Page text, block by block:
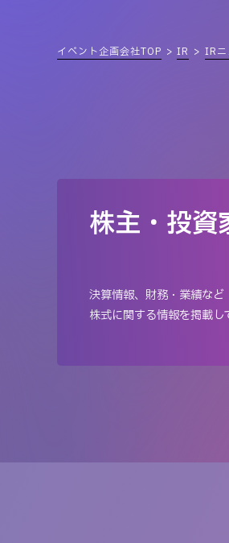
イベント企画会社TOP IR IRニ
株主・投資
決算情報、財務・業績など
株式に関する情報を掲載し